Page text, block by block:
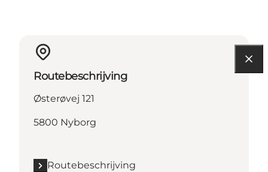
Routebeschrijving
Østerøvej 121
5800 Nyborg
Routebeschrijving